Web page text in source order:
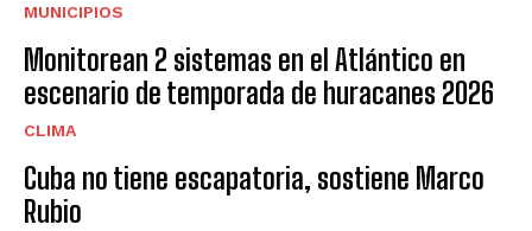
MUNICIPIOS
Monitorean 2 sistemas en el Atlántico en
escenario de temporada de huracanes 2026
CLIMA
Cuba no tiene escapatoria, sostiene Marco
Rubio